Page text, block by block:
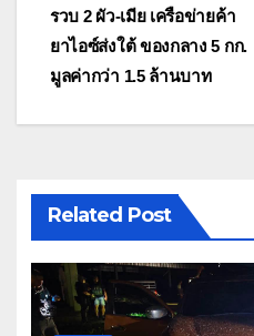
เรื่อง
รวบ 2 ผัว-เมีย เครือข่ายค้า
ยาไอซ์ส่งใต้ ของกลาง 5 กก.
มูลค่ากว่า 1.5 ล้านบาท
Related Post